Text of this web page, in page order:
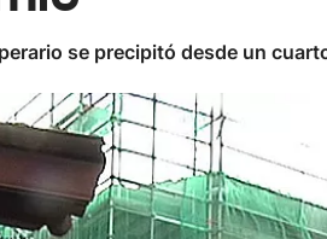
se precipitó desde un